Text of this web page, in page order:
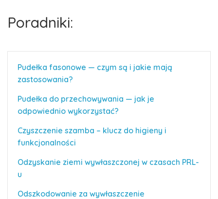
Poradniki:
Pudełka fasonowe — czym są i jakie mają
zastosowania?
Pudełka do przechowywania — jak je
odpowiednio wykorzystać?
Czyszczenie szamba – klucz do higieny i
funkcjonalności
Odzyskanie ziemi wywłaszczonej w czasach PRL-
u
Odszkodowanie za wywłaszczenie